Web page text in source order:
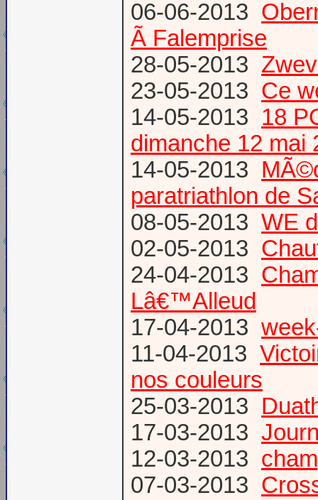
06-06-2013
Ã Falemprise
28-05-2013
23-05-2013 Ce
14-05-2013 18
dimanche 12 mai
14-05-2013
paratriathlon de
08-05-2013 WE
02-05-2013
24-04-2013
Lâ€™Alleud
17-04-2013
11-04-2013
nos couleurs
25-03-2013
17-03-2013
12-03-2013
07-03-2013